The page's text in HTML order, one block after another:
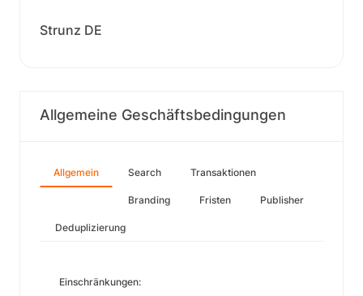
Strunz DE
Allgemeine Geschäftsbedingungen
Allgemein Search Transaktionen
Branding Fristen Publisher
Deduplizierung
Einschränkungen: